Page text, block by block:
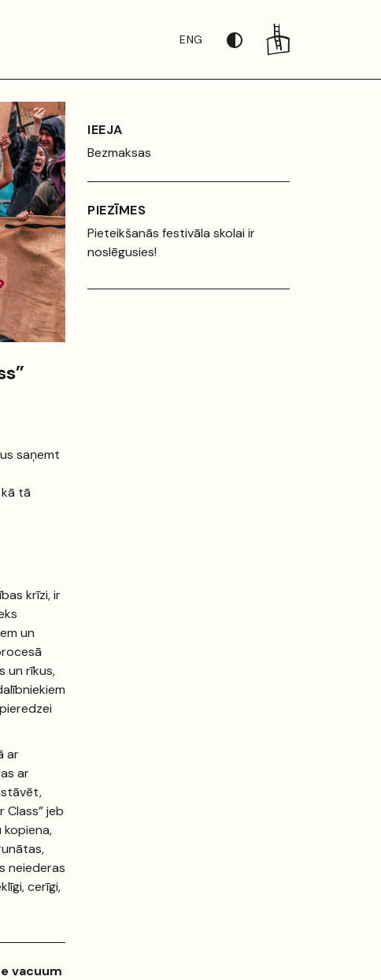
ENG
saņemt
tā
krīzi, ir
un
un rīkus,
ar
ar
jeb
neiederas
cerīgi,
vacuum
IEEJA
Bezmaksas
PIEZĪMES
Pieteikšanās festivāla skolai ir
noslēgusies!